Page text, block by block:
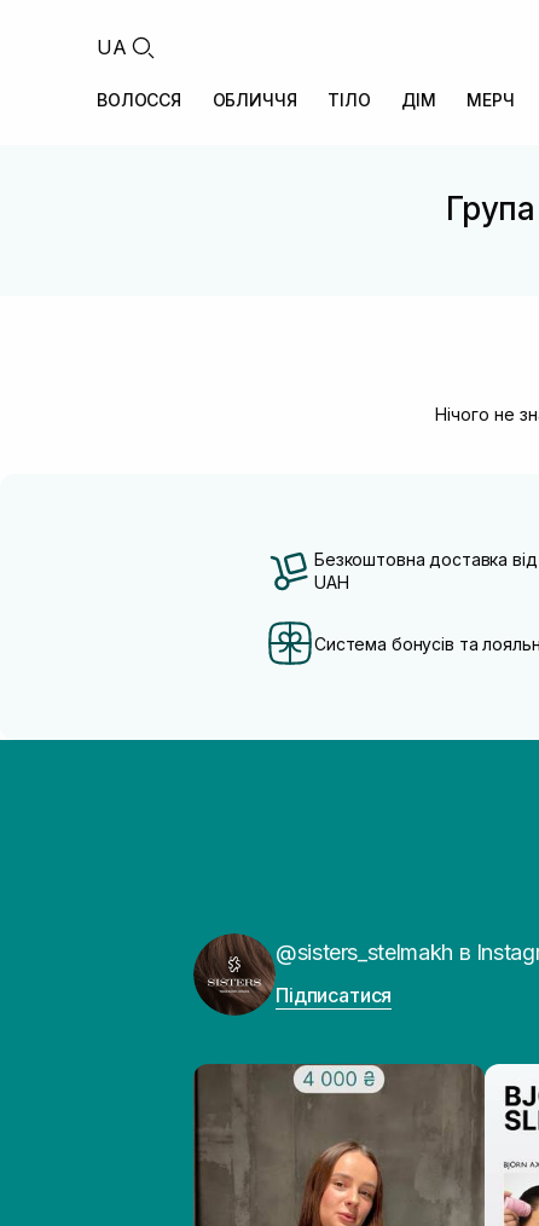
UA
ВОЛОССЯ ОБЛИЧЧЯ ТІЛО ДІМ МЕРЧ
Група
Нічого не
Безкоштовна доставка
UAH
Система бонусів та
@sisters_stelmakh в
Підписатися